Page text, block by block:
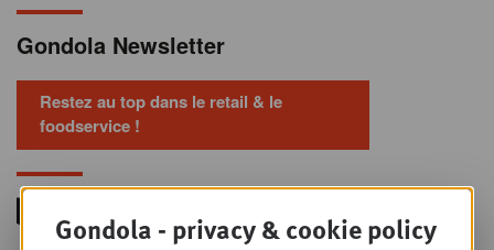
Gondola Newsletter
Restez au top dans le retail & le
foodservice !
Gondola - privacy & cookie policy